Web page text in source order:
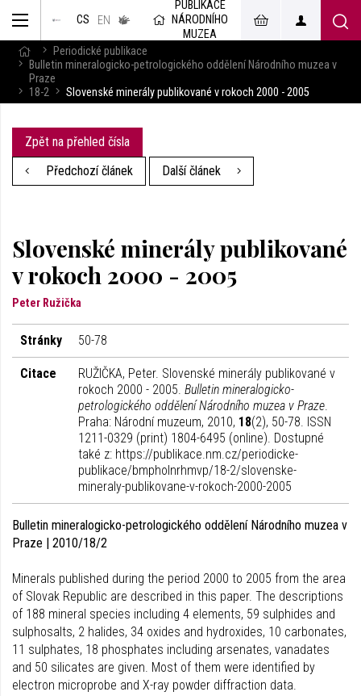
CS EN
v českém
jazyce
PUBLIKACE
NÁRODNÍHO
MUZEA
Periodické publikace
Bulletin mineralogicko-petrologického oddělení Národního muzea v
Praze
18-2
Slovenské minerály publikované v rokoch 2000 - 2005
Zpět na přehled čísla
Předchozí článek
Další článek
Slovenské minerály publikované
v rokoch 2000 - 2005
Peter Ružička
Stránky 50-78
Citace
RUŽIČKA, Peter. Slovenské minerály publikované v
rokoch 2000 - 2005. Bulletin mineralogicko-
petrologického oddělení Národního muzea v Praze.
Praha: Národní muzeum, 2010, 18(2), 50-78. ISSN
1211-0329 (print) 1804-6495 (online). Dostupné
také z: https://publikace.nm.cz/periodicke-
publikace/bmpholnrhmvp/18-2/slovenske-
mineraly-publikovane-v-rokoch-2000-2005
Bulletin mineralogicko-petrologického oddělení Národního muzea v
Praze | 2010/18/2
Minerals published during the period 2000 to 2005 from the area
of Slovak Republic are described in this paper. The descriptions
of 188 mineral species including 4 elements, 59 sulphides and
sulphosalts, 2 halides, 34 oxides and hydroxides, 10 carbonates,
11 sulphates, 18 phosphates including arsenates, vanadates
and 50 silicates are given. Most of them were identified by
electron microprobe and X-ray powder diffraction data.